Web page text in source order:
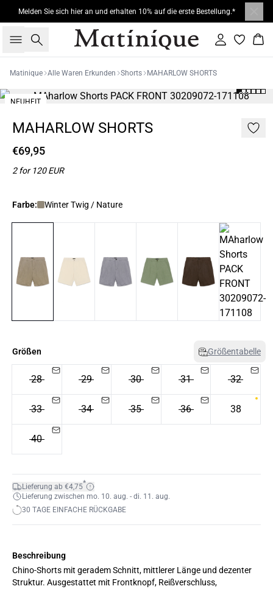
Melden Sie sich hier an und erhalten 10% auf die erste Bestellung.*
Suche Einloggen
Matinique Alle Waren Erkunden Shorts MAHARLOW SHORTS
NEUHEIT
MAHARLOW SHORTS
€69,95
2 for 120 EUR
Farbe: Winter Twig / Nature
Größen Größentabelle
28 29 30 31 32
33 34 35 36 38
40
Lieferung ab €4,75*
Lieferung zwischen mo. 10. aug. - di. 11. aug.
30 TAGE EINFACHE RÜCKGABE
Beschreibung
Chino-Shorts mit geradem Schnitt, mittlerer Länge und dezenter
Struktur. Ausgestattet mit Frontknopf, Reißverschluss,